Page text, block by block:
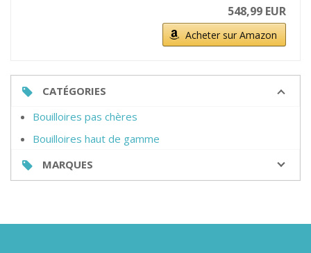
548,99 EUR
Acheter sur Amazon
CATÉGORIES
Bouilloires pas chères
Bouilloires haut de gamme
MARQUES